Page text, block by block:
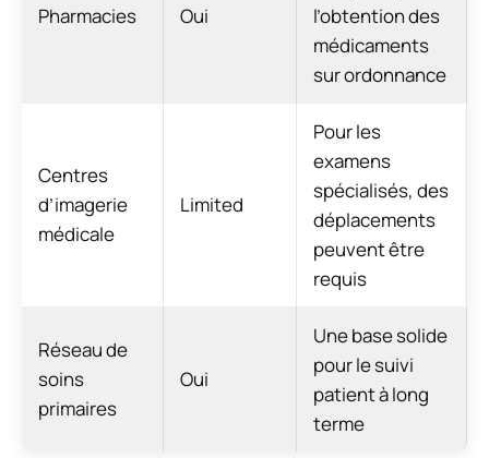
Pharmacies Oui
l’obtention des
médicaments
sur ordonnance
Centres
d’imagerie
médicale
Limited
Pour les
examens
spécialisés, des
déplacements
peuvent être
requis
Réseau de
soins
primaires
Oui
Une base solide
pour le suivi
patient à long
terme